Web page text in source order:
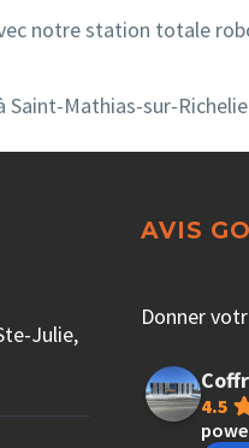
notre station totale
Mathias-sur-
Julie,
AVIS
Donner
4.5